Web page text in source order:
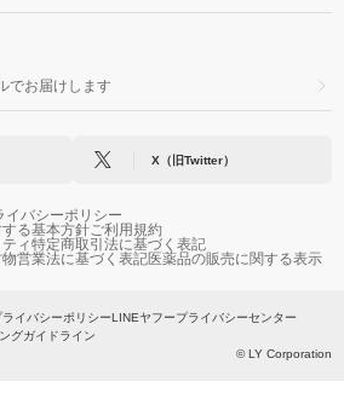
でお届けします
X（旧Twitter）
イバシーポリシー
る基本方針ご利用規約
ィ特定商取引法に基づく表記
営業法に基づく表記医薬品の販売に関する表示
イバシーポリシーLINEヤフープライバシーセンター
グガイドライン
© LY Corporation